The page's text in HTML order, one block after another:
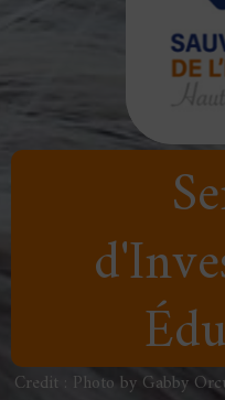
Credit : Photo by Gabby